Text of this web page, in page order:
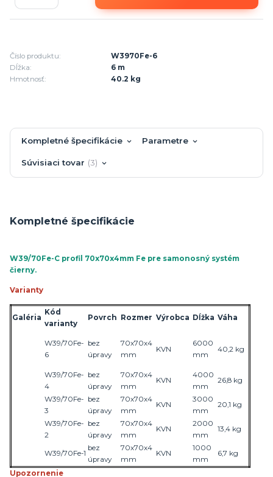
Číslo produktu:
W3970Fe-6
Dĺžka:
6 m
Hmotnosť:
40.2 kg
Kompletné špecifikácie Parametre
Súvisiaci tovar 3
Kompletné špecifikácie
W39/70Fe-C profil 70x70x4mm Fe pre samonosný systém
čierny.
Varianty
Galéria
Kód
varianty
Povrch Rozmer Výrobca Dĺžka Váha
W39/70Fe-
6
bez
úpravy
70x70x4
mm
KVN
6000
mm
40,2 kg
W39/70Fe-
4
bez
úpravy
70x70x4
mm
KVN
4000
mm
26,8 kg
W39/70Fe-
3
bez
úpravy
70x70x4
mm
KVN
3000
mm
20,1 kg
W39/70Fe-
2
bez
úpravy
70x70x4
mm
KVN
2000
mm
13,4 kg
W39/70Fe-1
bez
úpravy
70x70x4
mm
KVN
1000
mm
6,7 kg
Upozornenie